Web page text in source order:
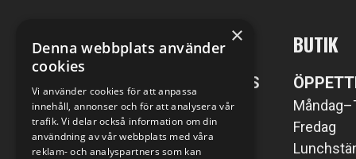
MC-KOMPANIET
POST- SAMT BESÖKSADRESS
MC-Kompaniet i Väring AB
Väringsvägen 1
549 76 Väring
BUTIK
Fredag
×
Denna webbplats använder
cookies
Vi använder cookies för att anpassa
innehåll, annonser och för att analysera vår
trafik. Vi delar också information om din
användning av vår webbplats med våra
reklam- och analyspartners som kan